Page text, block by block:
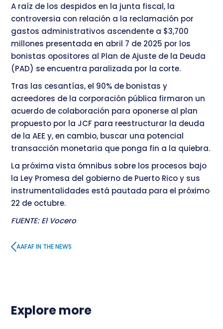
A raíz de los despidos en la junta fiscal, la
controversia con relación a la reclamación por
gastos administrativos ascendente a $3,700
millones presentada en abril 7 de 2025 por los
bonistas opositores al Plan de Ajuste de la Deuda
(PAD) se encuentra paralizada por la corte.
Tras las cesantías, el 90% de bonistas y
acreedores de la corporación pública firmaron un
acuerdo de colaboración para oponerse al plan
propuesto por la JCF para reestructurar la deuda
de la AEE y, en cambio, buscar una potencial
transacción monetaria que ponga fin a la quiebra.
La próxima vista ómnibus sobre los procesos bajo
la Ley Promesa del gobierno de Puerto Rico y sus
instrumentalidades está pautada para el próximo
22 de octubre.
FUENTE: El Vocero
AAFAF IN THE NEWS
Explore more